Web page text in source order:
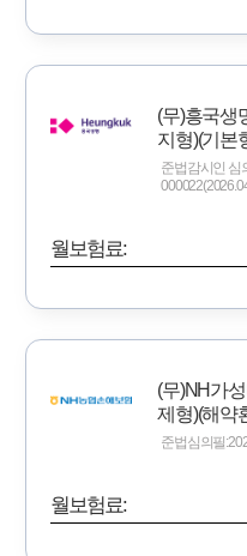
(무)흥국생
지형)(기본
준법감시인 심
월보험료:
(무)NH가
제형)(해약
준법심의필
월보험료: